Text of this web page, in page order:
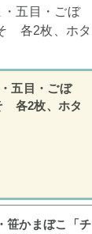
五目・ごぼ
各2枚、ホタ
五目・ごぼ
各2枚、ホタ
笹かまぼこ「チ